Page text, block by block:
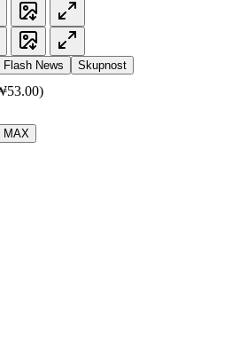
Flash News Skupnost
MAX